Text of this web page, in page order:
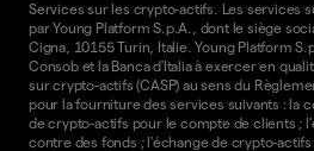
Services sur les crypto-actifs. Les services
par Young Platform S.p.A., dont le siège
Cigna, 10155 Turin, Italie. Young Platform
Consob et la Banca d'Italia à exercer en
sur crypto-actifs (CASP) au sens du
pour la fourniture des services suivants : la
de crypto-actifs pour le compte de clients ;
contre des fonds ; l'échange de crypto-